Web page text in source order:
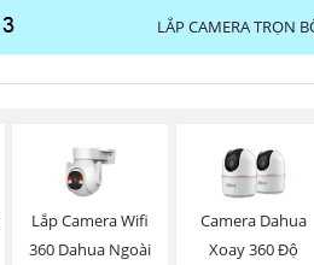
LẮP CAMERA TRỌN
Lắp Camera Wifi
360 Dahua Ngoài
Camera Dahua
Xoay 360 Độ